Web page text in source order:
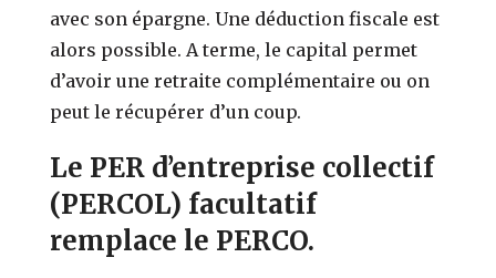
avec son épargne. Une déduction fiscale est
alors possible. A terme, le capital permet
d’avoir une retraite complémentaire ou on
peut le récupérer d’un coup.
Le PER d’entreprise collectif
(PERCOL) facultatif
remplace le PERCO.